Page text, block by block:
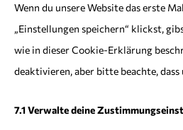
Wenn du unsere Website das erste
„Einstellungen speichern“ klickst,
wie in dieser Cookie-Erklärung
deaktivieren, aber bitte beachte,
7.1 Verwalte deine